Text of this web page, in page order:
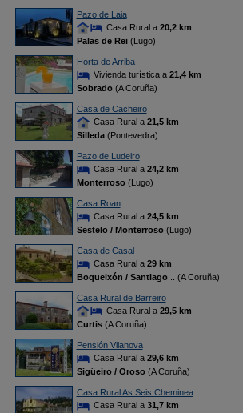
Pazo de Laia
Casa Rural a 20,2 km
Palas de Rei(Lugo)
Horta de Arriba
Vivienda turística a 21,4 km
Sobrado(A Coruña)
Casa de Cacheiro
Casa Rural a 21,5 km
Silleda(Pontevedra)
Pazo de Ludeiro
Casa Rural a 24,2 km
Monterroso(Lugo)
Casa Roan
Casa Rural a 24,5 km
Sestelo / Monterroso(Lugo)
Casa de Casal
Casa Rural a 29 km
Boqueixón / Santiago... (A Coruña)
Casa Rural de Barreiro
Casa Rural a 29,5 km
Curtis(A Coruña)
Pensión Vilanova
Casa Rural a 29,6 km
Sigüeiro / Oroso(A Coruña)
Casa Rural As Seis Cheminea
Casa Rural a 31,7 km